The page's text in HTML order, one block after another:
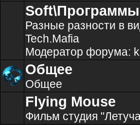
Soft\Программы
Разные разности в
Tech.Mafia
Модератор форума:
Общее
Общее
Flying Mouse
Фильм студия